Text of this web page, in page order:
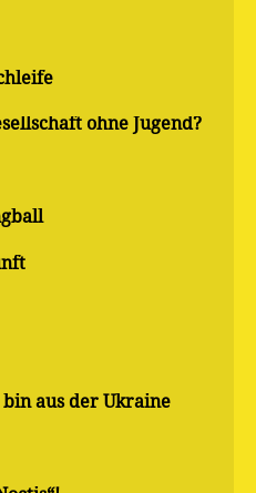
ohne Jugend?
bin aus der Ukraine